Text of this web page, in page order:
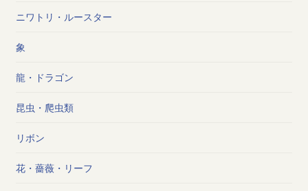
ニワトリ・ルースター
象
龍・ドラゴン
昆虫・爬虫類
リボン
花・薔薇・リーフ